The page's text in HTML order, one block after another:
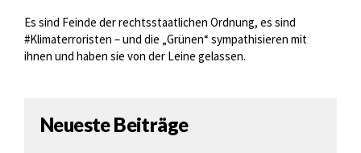
Es sind Feinde der rechtsstaatlichen Ordnung, es sind
#Klimaterroristen – und die „Grünen“ sympathisieren mit
ihnen und haben sie von der Leine gelassen.
Neueste Beiträge